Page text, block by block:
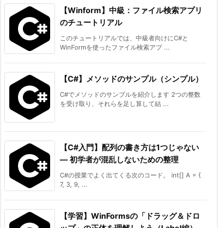
【Winform】中級：ファイル検索アプリ
のチュートリアル
このチュートリアルでは、中級者向けにC#と
WinFormを使ったファイル検索アプ ...
【C#】メソッドのサンプル（シンプル）
C#でメソッドのサンプルを紹介します 2つの整数
を受け取り、それらを足し算して結 ...
【C#入門】配列の書き方は1つじゃない
― 初学者が混乱しないための整理
C#の授業でよく出てくる次のコード。 int[] A = {
7, 3, 9, ...
【学習】WinFormsの「ドラッグ＆ドロ